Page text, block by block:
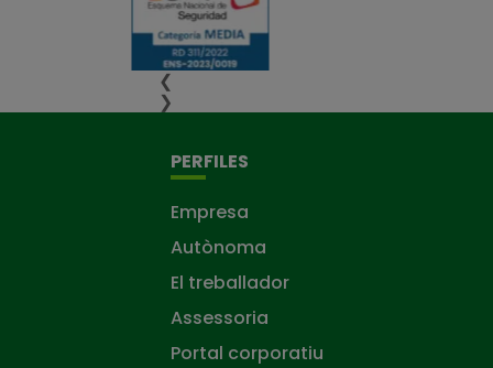
❮
❯
PERFILES
Empresa
Autònoma
El treballador
Assessoria
Portal corporatiu